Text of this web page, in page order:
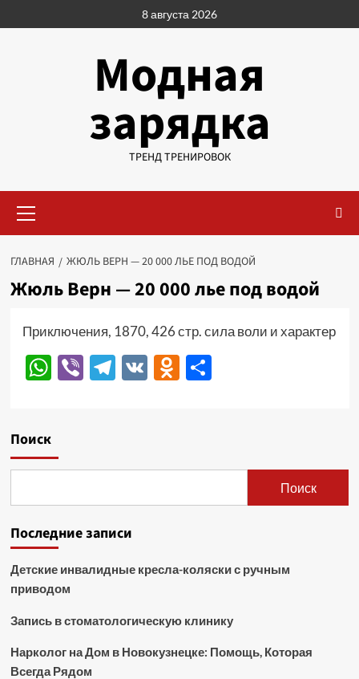
к
8 августа 2026
Модная
зарядка
ТРЕНД ТРЕНИРОВОК
меню
ГЛАВНАЯ ЖЮЛЬ ВЕРН — 20 000 ЛЬЕ ПОД ВОДОЙ
Жюль Верн — 20 000 лье под водой
Приключения, 1870, 426 стр. сила воли и характер
WhatsApp
ViberTelegram
VKOdnoklassniki
Отправить
Поиск
Поиск
Последние записи
Детские инвалидные кресла-коляски с ручным
приводом
Запись в стоматологическую клинику
Нарколог на Дом в Новокузнецке: Помощь, Которая
Всегда Рядом